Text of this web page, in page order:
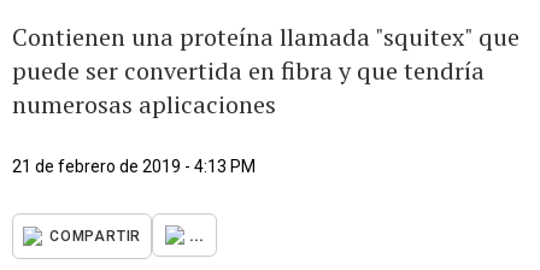
Contienen una proteína llamada "squitex" que
puede ser convertida en fibra y que tendría
numerosas aplicaciones
21 de febrero de 2019 - 4:13 PM
COMPARTIR ...